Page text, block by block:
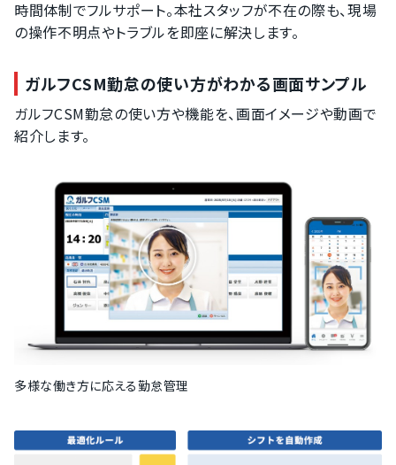
時間体制でフルサポート。本社スタッフが不在の際も、現場
の操作不明点やトラブルを即座に解決します。
ガルフCSM勤怠の使い方がわかる画面サンプル
ガルフCSM勤怠の使い方や機能を、画面イメージや動画で
紹介します。
多様な働き方に応える勤怠管理